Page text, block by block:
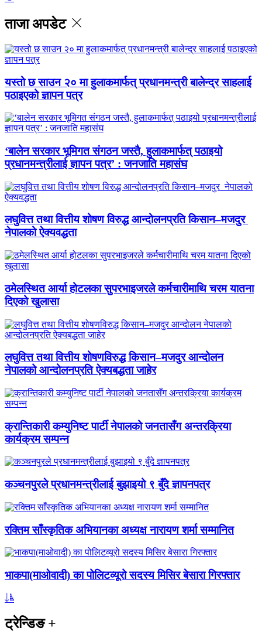
ताजा अपडेट
यस्तो छ साउन २० मा हुलाकमार्फत् प्रधानमन्त्री बालेन्द्र साहलाई
पठाइएको ज्ञापन पत्र
‘बालेन सरकार भूमिगत संगठन जस्तै, हुलाकमार्फत् पठाइयो
प्रधानमन्त्रीलाई ज्ञापन पत्र’ : जनजाति महासंघ
लघुवित्त तथा वित्तीय शोषण विरुद्ध आन्दोलनप्रति किसान–मजदुर
नेपालको ऐक्यवद्धता
ठमेलस्थित आर्या होटलका सुपरभाइजरले कर्मचारीमाथि चरम यातना
दिएको खुलासा
लघुवित्त तथा वित्तीय शोषणविरुद्ध किसान–मजदुर आन्दोलन
नेपालको आन्दोलनप्रति ऐक्यबद्धता जाहेर
क्रान्तिकारी कम्युनिष्ट पार्टी नेपालको जनतासँग अन्तरक्रिया
कार्यक्रम सम्पन्न
कञ्चनपुरले प्रधानमन्त्रीलाई बुझाइयो ९ बुँदे ज्ञापनपत्र
रक्तिम साँस्कृतिक अभियानका अध्यक्ष नारायण शर्मा सम्मानित
भाकपा(माओवादी) का पोलिटव्यूरो सदस्य मिसिर बेसारा गिरफ्तार
ट्रेन्डिङ+